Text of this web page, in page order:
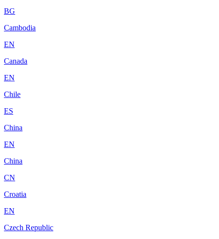
BG
Cambodia
EN
Canada
EN
Chile
ES
China
EN
China
CN
Croatia
EN
Czech Republic